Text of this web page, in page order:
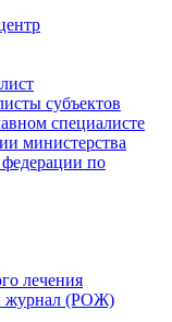
субъектов
специалисте
министерства
федерации по
лечения
журнал (РОЖ)